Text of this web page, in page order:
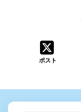
ポスト